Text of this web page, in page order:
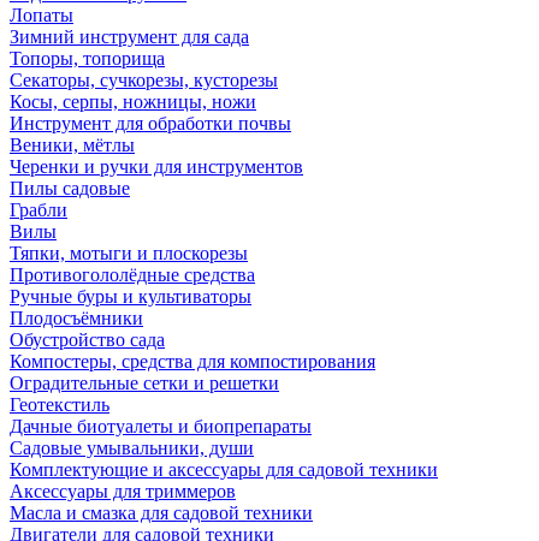
Лопаты
Зимний инструмент для сада
Топоры, топорища
Секаторы, сучкорезы, кусторезы
Косы, серпы, ножницы, ножи
Инструмент для обработки почвы
Веники, мётлы
Черенки и ручки для инструментов
Пилы садовые
Грабли
Вилы
Тяпки, мотыги и плоскорезы
Противогололёдные средства
Ручные буры и культиваторы
Плодосъёмники
Обустройство сада
Компостеры, средства для компостирования
Оградительные сетки и решетки
Геотекстиль
Дачные биотуалеты и биопрепараты
Садовые умывальники, души
Комплектующие и аксессуары для садовой техники
Аксессуары для триммеров
Масла и смазка для садовой техники
Двигатели для садовой техники